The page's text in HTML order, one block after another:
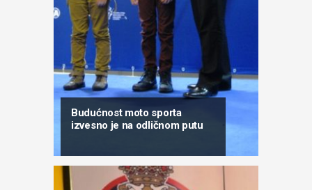
Budućnost moto sporta
izvesno je na odličnom putu